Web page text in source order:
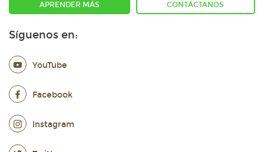
APRENDER MÁS CONTÁCTANOS
Síguenos en:
YouTube
Facebook
Instagram